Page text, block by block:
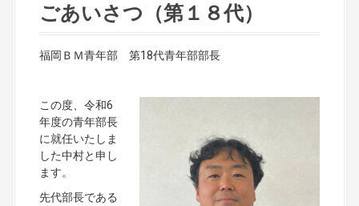
ごあいさつ（第１８代）
福岡ＢＭ青年部 第18代青年部部長
この度、令和6
年度の青年部長
に就任いたしま
した中村と申し
ます。
先代部長である